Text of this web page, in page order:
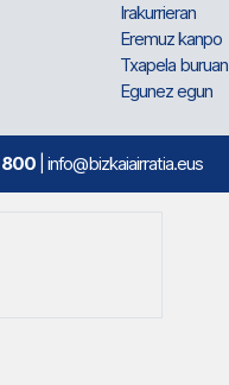
Irakurrieran
Eremuz kanpo
Txapela buruan
Egunez egun
800 | info@bizkaiairratia.eus